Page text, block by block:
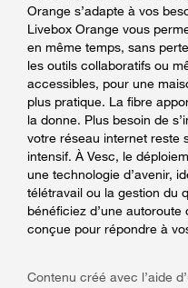
Orange s’adapte à vos
Livebox Orange vous
en même temps, sans
les outils collaboratifs ou
accessibles, pour une
plus pratique. La fibre
la donne. Plus besoin de
votre réseau internet reste
intensif. À Vesc, le
une technologie d’avenir,
télétravail ou la gestion du
bénéficiez d’une autoroute
conçue pour répondre à
Contenu créé avec l’aide